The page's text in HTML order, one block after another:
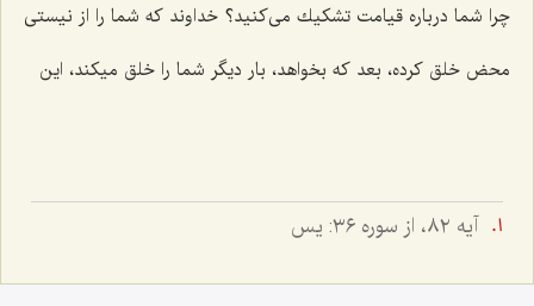
چرا شما درباره قیامت تشكیك مى‌كنید؟ خداوند كه شما را از نیستى
محض خلق كرده، بعد كه بخواهد، بار دیگر شما را خلق میكند، این‌
آيه ٨٢، از سوره ٣٦: يس